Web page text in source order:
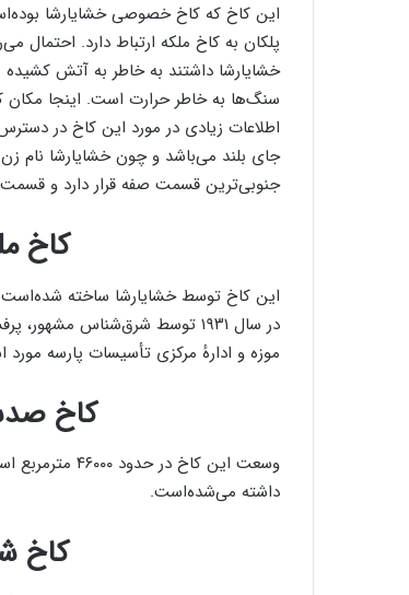
این کاخ که کاخ خصوصی خشایارشا
پلکان به کاخ ملکه ارتباط دارد.
خشایارشا داشتند به خاطر به آتش
اطلاعات زیادی در مورد این کاخ در
جای بلند می‌باشد و چون خشایارشا نام
جنوبی‌ترین قسمت صفه قرار دارد و
کاخ
این کاخ توسط خشایارشا ساخته شده‌است
در سال ۱۹۳۱ توسط شرق‌شناس
موزه و ادارهٔ مرکزی تأسیسات پارسه مورد
کاخ
داشته می‌شده‌است.
کاخ